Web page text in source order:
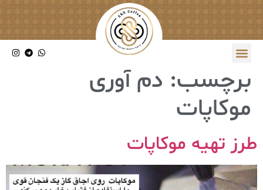
برچسب: دم آوری
موکاپات
طرز تهیه موکاپات